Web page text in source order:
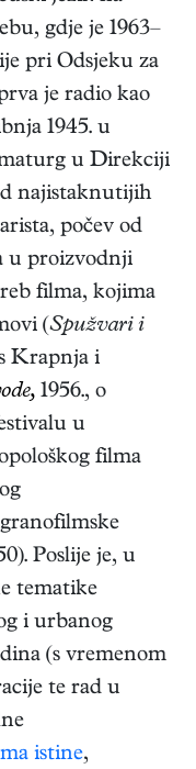
gdje je 1963–
pri Odsjeku za
je radio kao
1945. u
u Direkciji
najistaknutijih
počev od
u proizvodnji
filma, kojima
(Spužvari i
Krapnja i
1956., o
u
filma
Poslije je, u
tematike
i urbanog
(s vremenom
te rad u
istine,